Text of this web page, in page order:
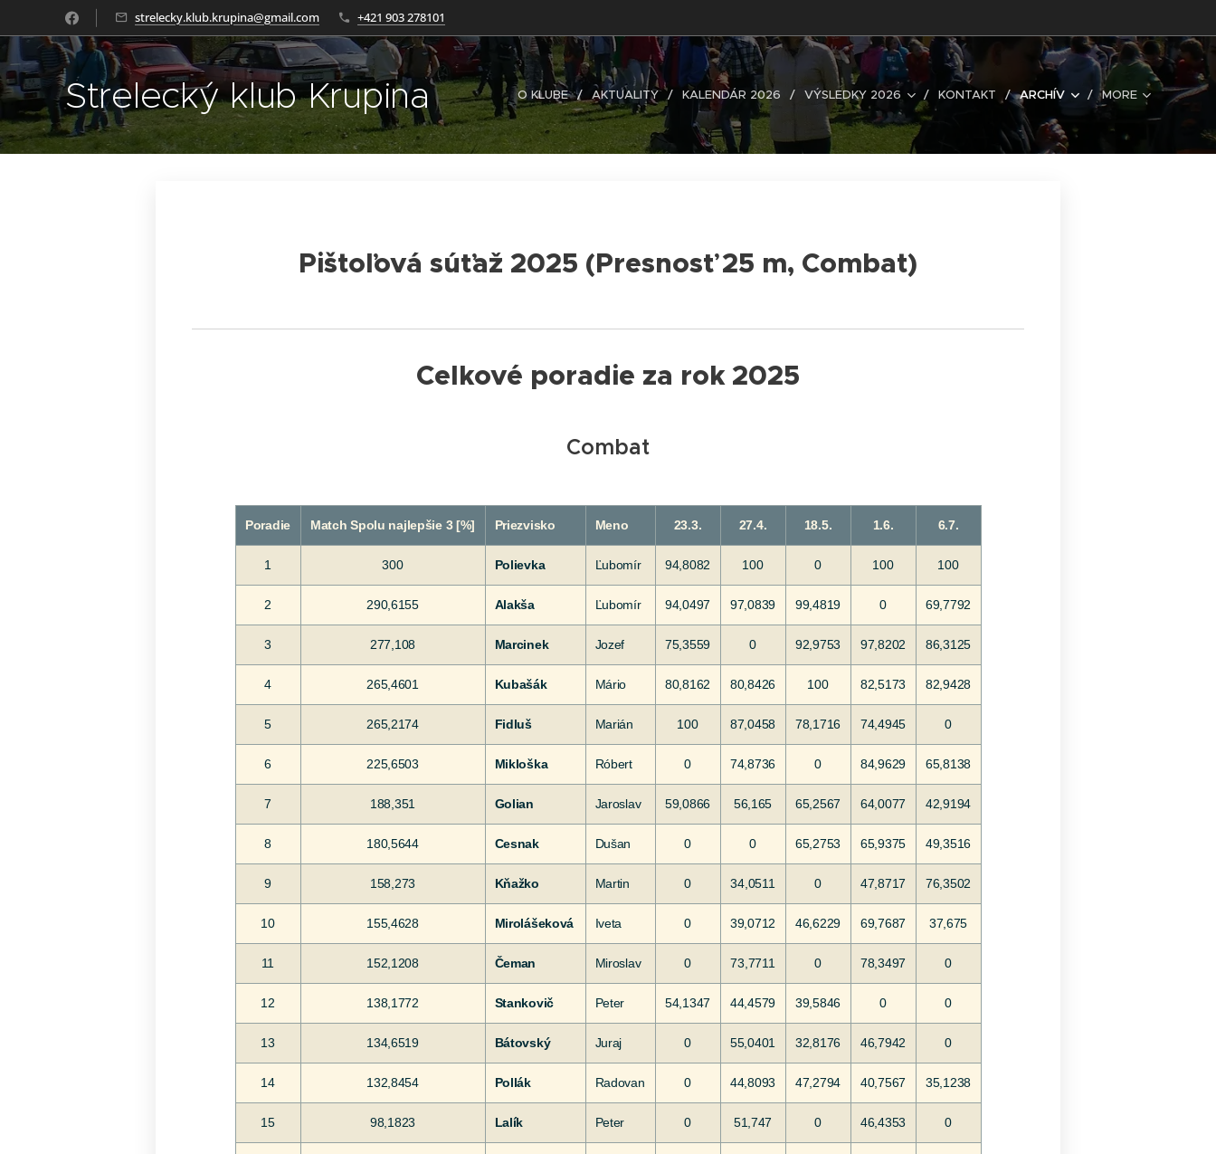
strelecky.klub.krupina@gmail.com +421 903 278101
Strelecký klub Krupina O KLUBE AKTUALITY KALENDÁR 2026 VÝSLEDKY 2026 KONTAKT ARCHÍV MORE
Pištoľová súťaž 2025 (Presnosť 25 m, Combat)
Celkové poradie za rok 2025
Combat
Poradie Match Spolu najlepšie 3 [%] Priezvisko Meno 23.3. 27.4. 18.5. 1.6. 6.7.
1 300 Polievka Ľubomír 94,8082 100 0 100 100
2 290,6155 Alakša Ľubomír 94,0497 97,0839 99,4819 0 69,7792
3 277,108 Marcinek Jozef 75,3559 0 92,9753 97,8202 86,3125
4 265,4601 Kubašák Mário 80,8162 80,8426 100 82,5173 82,9428
5 265,2174 Fidluš Marián 100 87,0458 78,1716 74,4945 0
6 225,6503 Mikloška Róbert 0 74,8736 0 84,9629 65,8138
7 188,351 Golian Jaroslav 59,0866 56,165 65,2567 64,0077 42,9194
8 180,5644 Cesnak Dušan 0 0 65,2753 65,9375 49,3516
9 158,273 Kňažko Martin 0 34,0511 0 47,8717 76,3502
10 155,4628 Mirolášeková Iveta 0 39,0712 46,6229 69,7687 37,675
11 152,1208 Čeman Miroslav 0 73,7711 0 78,3497 0
12 138,1772 Stankovič Peter 54,1347 44,4579 39,5846 0 0
13 134,6519 Bátovský Juraj 0 55,0401 32,8176 46,7942 0
14 132,8454 Pollák Radovan 0 44,8093 47,2794 40,7567 35,1238
15 98,1823 Lalík Peter 0 51,747 0 46,4353 0